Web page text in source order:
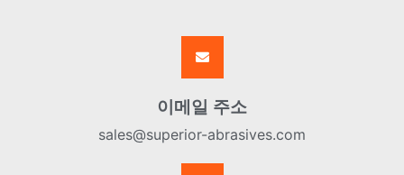
이메일 주소
sales@superior-abrasives.com